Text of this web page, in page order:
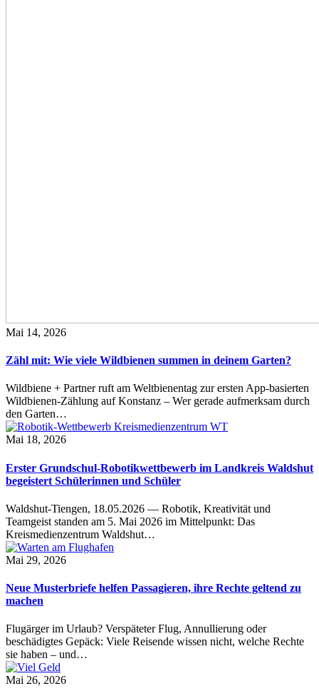
Mai 14, 2026
Zähl mit: Wie viele Wildbienen summen in deinem Garten?
Wildbiene + Partner ruft am Weltbienentag zur ersten App-basierten
Wildbienen-Zählung auf Konstanz – Wer gerade aufmerksam durch
den Garten…
Mai 18, 2026
Erster Grundschul-Robotikwettbewerb im Landkreis Waldshut
begeistert Schülerinnen und Schüler
Waldshut-Tiengen, 18.05.2026 — Robotik, Kreativität und
Teamgeist standen am 5. Mai 2026 im Mittelpunkt: Das
Kreismedienzentrum Waldshut…
Mai 29, 2026
Neue Musterbriefe helfen Passagieren, ihre Rechte geltend zu
machen
Flugärger im Urlaub? Verspäteter Flug, Annullierung oder
beschädigtes Gepäck: Viele Reisende wissen nicht, welche Rechte
sie haben – und…
Mai 26, 2026